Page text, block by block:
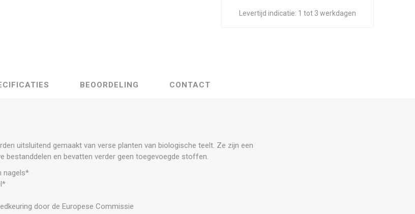
Levertijd indicatie: 1 tot 3 werkdagen
BEOORDELING CONTACT
uitsluitend gemaakt van verse planten van biologische teelt. Ze zijn een
bestanddelen en bevatten verder geen toegevoegde stoffen.
nagels*
door de Europese Commissie